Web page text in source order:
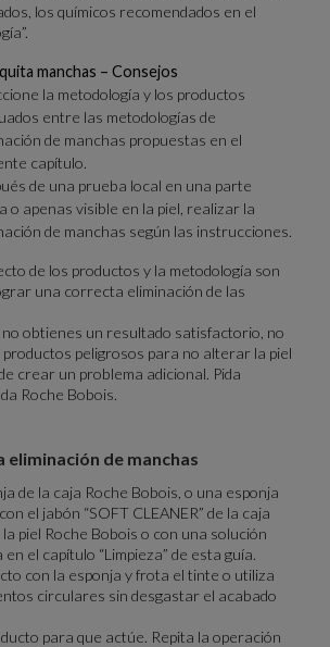
los químicos recomendados en el
manchas – Consejos
la metodología y los productos
entre las metodologías de
de manchas propuestas en el
capítulo.
de una prueba local en una parte
o apenas visible en la piel, realizar la
de manchas según las instrucciones.
de los productos y la metodología son
una correcta eliminación de las
obtienes un resultado satisfactorio, no
peligrosos para no alterar la piel
crear un problema adicional. Pida
Roche Bobois.
eliminación de manchas
de la caja Roche Bobois, o una esponja
el jabón “SOFT CLEANER” de la caja
piel Roche Bobois o con una solución
el capítulo “Limpieza” de esta guía.
con la esponja y frota el tinte o utiliza
circulares sin desgastar el acabado
para que actúe. Repita la operación